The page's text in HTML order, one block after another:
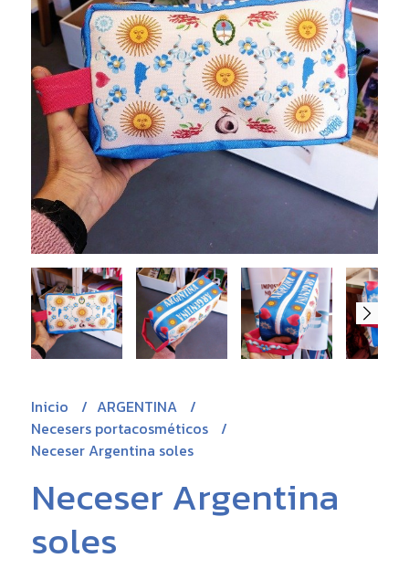
Inicio
ARGENTINA
Necesers portacosméticos
Neceser Argentina soles
Neceser Argentina
soles